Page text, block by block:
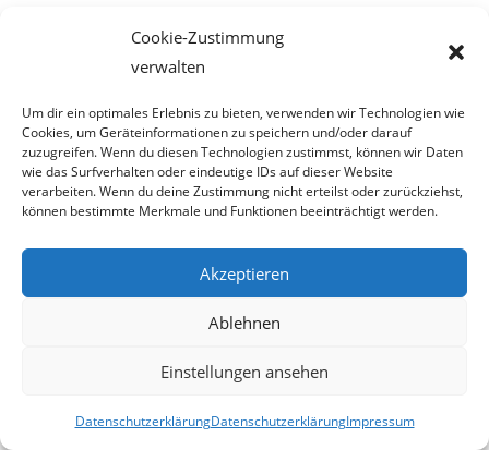
Cookie-Zustimmung
verwalten
Um dir ein optimales Erlebnis zu bieten, verwenden wir Technologien wie
Cookies, um Geräteinformationen zu speichern und/oder darauf
zuzugreifen. Wenn du diesen Technologien zustimmst, können wir Daten
wie das Surfverhalten oder eindeutige IDs auf dieser Website
verarbeiten. Wenn du deine Zustimmung nicht erteilst oder zurückziehst,
können bestimmte Merkmale und Funktionen beeinträchtigt werden.
Akzeptieren
Ablehnen
Einstellungen ansehen
DatenschutzerklärungDatenschutzerklärungImpressum
Höfinger Johann
Holzner Andrea
Hörl Franz
Kaufmann Martina
Keck Dietmar